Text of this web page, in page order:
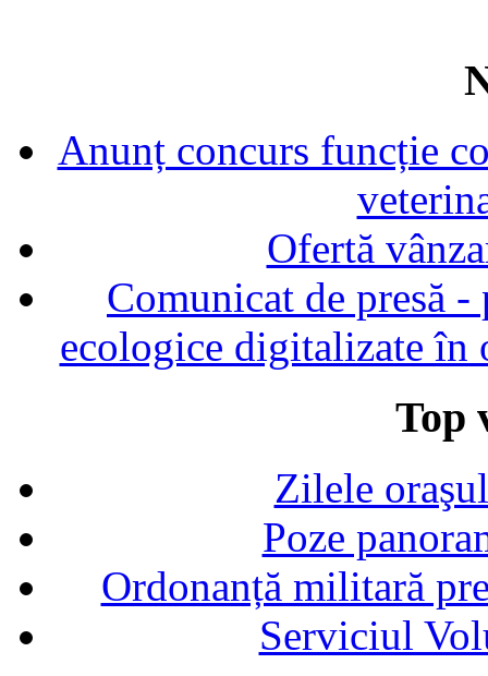
Anunț concurs funcție
Ofertă
Comunicat de presă
ecologice digitalizate în
Top
Zilele
Poze
Ordonanță militară
Serviciul